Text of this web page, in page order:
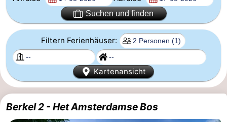
Junge
Erwachsene
Kostenlos
Übernachten
Appartements
Campingplätze
Ferienhäuser
Suchen und finden
Filtern Ferienhäuser:
Kartenansicht
Berkel 2 - Het Amsterdamse Bos